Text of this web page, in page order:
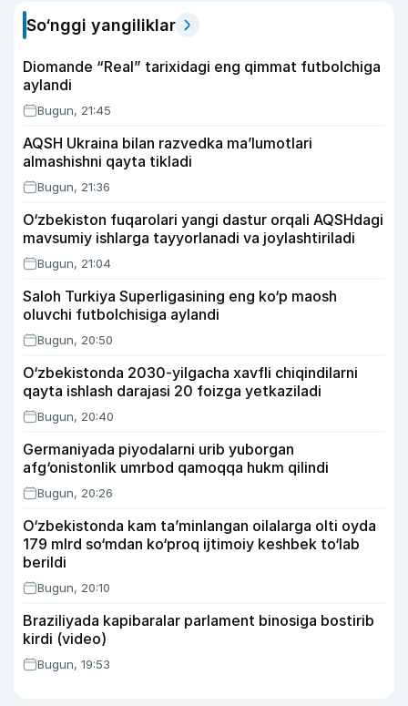
So‘nggi yangiliklar
Diomande “Real” tarixidagi eng qimmat futbolchiga
aylandi
Bugun, 21:45
AQSH Ukraina bilan razvedka ma’lumotlari
almashishni qayta tikladi
Bugun, 21:36
O‘zbekiston fuqarolari yangi dastur orqali AQSHdagi
mavsumiy ishlarga tayyorlanadi va joylashtiriladi
Bugun, 21:04
Saloh Turkiya Superligasining eng ko‘p maosh
oluvchi futbolchisiga aylandi
Bugun, 20:50
O‘zbekistonda 2030-yilgacha xavfli chiqindilarni
qayta ishlash darajasi 20 foizga yetkaziladi
Bugun, 20:40
Germaniyada piyodalarni urib yuborgan
afg‘onistonlik umrbod qamoqqa hukm qilindi
Bugun, 20:26
O‘zbekistonda kam ta’minlangan oilalarga olti oyda
179 mlrd so‘mdan ko‘proq ijtimoiy keshbek to‘lab
berildi
Bugun, 20:10
Braziliyada kapibaralar parlament binosiga bostirib
kirdi (video)
Bugun, 19:53